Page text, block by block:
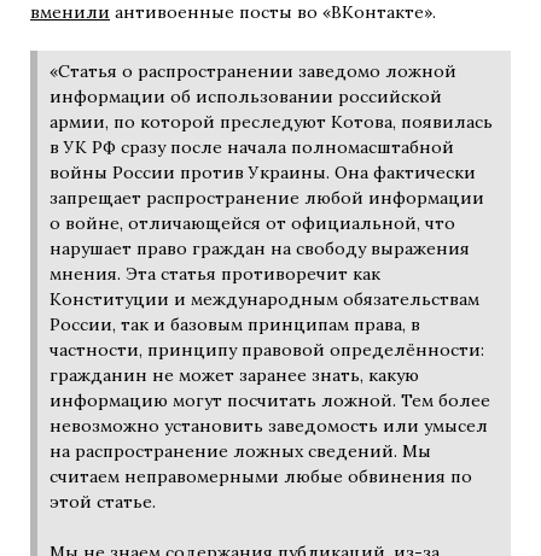
вменили антивоенные посты во «ВКонтакте».
«Статья о распространении заведомо ложной
информации об использовании российской
армии, по которой преследуют Котова, появилась
в УК РФ сразу после начала полномасштабной
войны России против Украины. Она фактически
запрещает распространение любой информации
о войне, отличающейся от официальной, что
нарушает право граждан на свободу выражения
мнения. Эта статья противоречит как
Конституции и международным обязательствам
России, так и базовым принципам права, в
частности, принципу правовой определённости:
гражданин не может заранее знать, какую
информацию могут посчитать ложной. Тем более
невозможно установить заведомость или умысел
на распространение ложных сведений. Мы
считаем неправомерными любые обвинения по
этой статье.